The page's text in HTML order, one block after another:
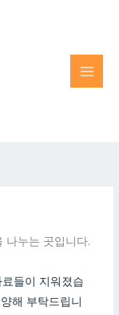
나누는 곳입니다.
들이 지워졌습
해 부탁드립니